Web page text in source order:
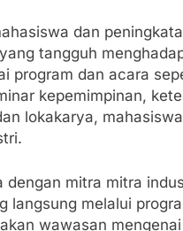
dan
tangguh
program dan acara
kepemimpinan,
lokakarya,
dengan mitra mitra
langsung melalui
wawasan